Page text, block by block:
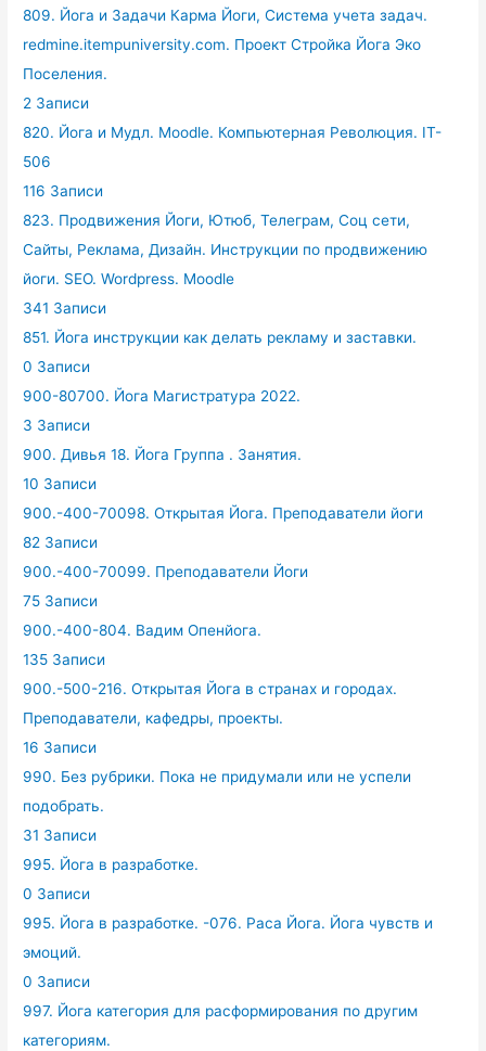
809. Йога и Задачи Карма Йоги, Система учета задач.
redmine.itempuniversity.com. Проект Стройка Йога Эко
Поселения.
2 Записи
820. Йога и Мудл. Moodle. Компьютерная Революция. IT-
506
116 Записи
823. Продвижения Йоги, Ютюб, Телеграм, Соц сети,
Сайты, Реклама, Дизайн. Инструкции по продвижению
йоги. SEO. Wordpress. Moodle
341 Записи
851. Йога инструкции как делать рекламу и заставки.
0 Записи
900-80700. Йога Магистратура 2022.
3 Записи
900. Дивья 18. Йога Группа . Занятия.
10 Записи
900.-400-70098. Открытая Йога. Преподаватели йоги
82 Записи
900.-400-70099. Преподаватели Йоги
75 Записи
900.-400-804. Вадим Опенйога.
135 Записи
900.-500-216. Открытая Йога в странах и городах.
Преподаватели, кафедры, проекты.
16 Записи
990. Без рубрики. Пока не придумали или не успели
подобрать.
31 Записи
995. Йога в разработке.
0 Записи
995. Йога в разработке. -076. Раса Йога. Йога чувств и
эмоций.
0 Записи
997. Йога категория для расформирования по другим
категориям.